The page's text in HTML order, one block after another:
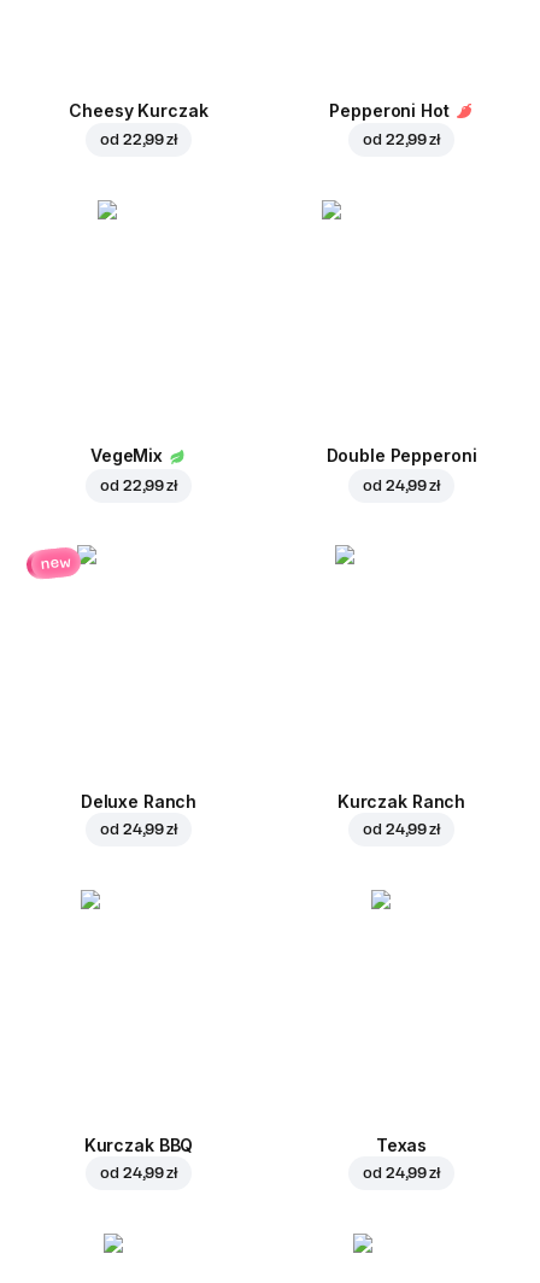
Cheesy Kurczak
od 22,99 zł
Pepperoni Hot
od 22,99 zł
VegeMix
od 22,99 zł
Double Pepperoni
od 24,99 zł
new
Deluxe Ranch
od 24,99 zł
Kurczak Ranch
od 24,99 zł
Kurczak BBQ
od 24,99 zł
Texas
od 24,99 zł